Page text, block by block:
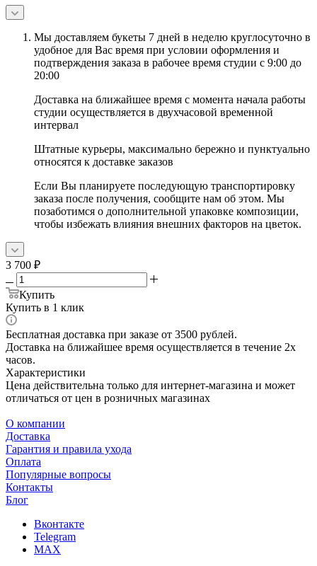
Мы доставляем букеты 7 дней в неделю круглосуточно в
удобное для Вас время при условии оформления и
подтверждения заказа в рабочее время студии с 9:00 до
20:00
Доставка на ближайшее время с момента начала работы
студии осуществляется в двухчасовой временной
интервал
Штатные курьеры, максимально бережно и пунктуально
относятся к доставке заказов
Если Вы планируете последующую транспортировку
заказа после получения, сообщите нам об этом. Мы
позаботимся о дополнительной упаковке композиции,
чтобы избежать влияния внешних факторов на цветок.
3 700 ₽
Купить
Купить в 1 клик
Бесплатная доставка при заказе от 3500 рублей.
Доставка на ближайшее время осуществляется в течение 2х
часов.
Характеристики
Цена действительна только для интернет-магазина и может
отличаться от цен в розничных магазинах
О компании
Доставка
Гарантия и правила ухода
Оплата
Популярные вопросы
Контакты
Блог
Вконтакте
Telegram
MAX